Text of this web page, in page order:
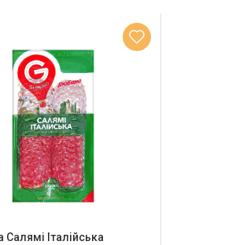
Салямі Італійська